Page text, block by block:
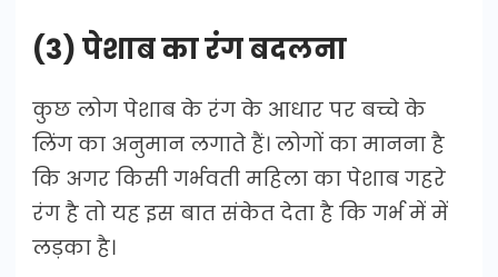
(3) पेशाब का रंग बदलना
कुछ लोग पेशाब के रंग के आधार पर बच्चे के
लिंग का अनुमान लगाते हैं। लोगों का मानना है
कि अगर किसी गर्भवती महिला का पेशाब गहरे
रंग है तो यह इस बात संकेत देता है कि गर्भ में में
लड़का है।